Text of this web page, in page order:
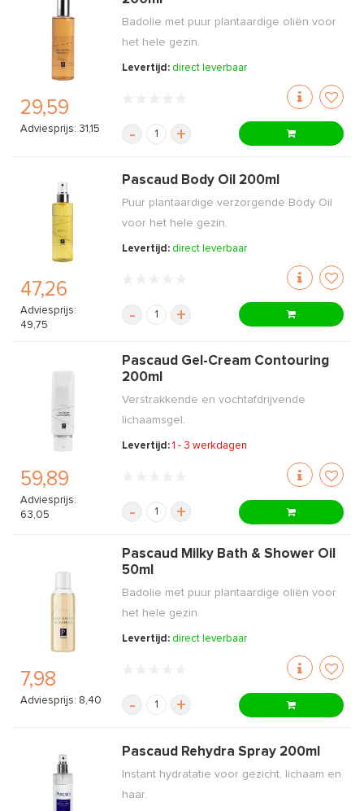
29,59
Adviesprijs: 31,15
Badolie met puur plantaardige oliën voor
het hele gezin.
Levertijd: direct leverbaar
- +
47,26
Adviesprijs:
49,75
Pascaud Body Oil 200ml
Puur plantaardige verzorgende Body Oil
voor het hele gezin.
Levertijd: direct leverbaar
- +
59,89
Adviesprijs:
63,05
Pascaud Gel-Cream Contouring
200ml
Verstrakkende en vochtafdrijvende
lichaamsgel.
Levertijd:1 - 3 werkdagen
- +
7,98
Adviesprijs: 8,40
Pascaud Milky Bath & Shower Oil
50ml
Badolie met puur plantaardige oliën voor
het hele gezin.
Levertijd: direct leverbaar
- +
Pascaud Rehydra Spray 200ml
Instant hydratatie voor gezicht, lichaam en
haar.